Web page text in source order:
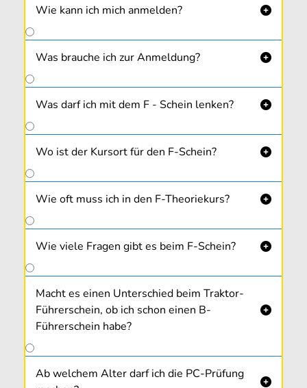
Wie kann ich mich anmelden? 
Was brauche ich zur Anmeldung? 
Was darf ich mit dem F - Schein lenken? 
Wo ist der Kursort für den F-Schein? 
Wie oft muss ich in den F-Theoriekurs? 
Wie viele Fragen gibt es beim F-Schein? 
Macht es einen Unterschied beim Traktor-
Führerschein, ob ich schon einen B-
Führerschein habe?

Ab welchem Alter darf ich die PC-Prüfung
